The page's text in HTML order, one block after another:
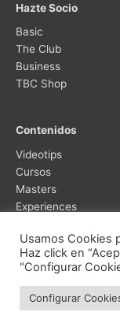
Hazte Socio
Basic
The Club
Business
TBC Shop
Contenidos
Videotips
Cursos
Masters
Experiences
Copyright © 2026
Usamos Cookies
Haz click en
"Configurar
Configurar